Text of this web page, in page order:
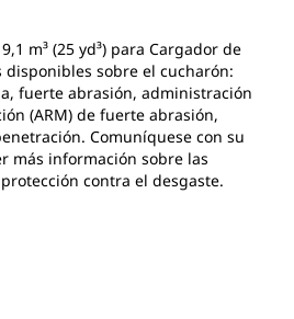
m³ (25 yd³) para Cargador de
disponibles sobre el cucharón:
fuerte abrasión, administración
(ARM) de fuerte abrasión,
Comuníquese con su
más información sobre las
contra el desgaste.